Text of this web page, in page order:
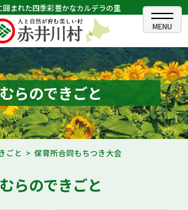
囲まれた四季彩豊かなカルデラの里
ル
むらのできごと
ごと 保育所合同もちつき大会
むらのできごと